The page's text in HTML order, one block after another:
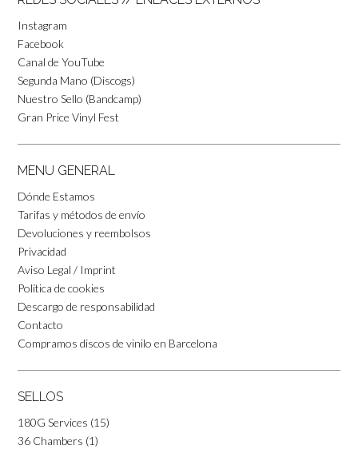
Instagram
Facebook
Canal de YouTube
Segunda Mano (Discogs)
Nuestro Sello (Bandcamp)
Gran Price Vinyl Fest
MENU GENERAL
Dónde Estamos
Tarifas y métodos de envío
Devoluciones y reembolsos
Privacidad
Aviso Legal / Imprint
Política de cookies
Descargo de responsabilidad
Contacto
Compramos discos de vinilo en Barcelona
SELLOS
180G Services (15)
36 Chambers (1)